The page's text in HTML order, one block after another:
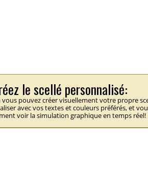
le scellé personnalisé:
vous pouvez créer visuellement votre propre
avec vos textes et couleurs préférés, et
voir la simulation graphique en temps réel!